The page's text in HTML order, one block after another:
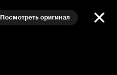
Посмотреть оригинал